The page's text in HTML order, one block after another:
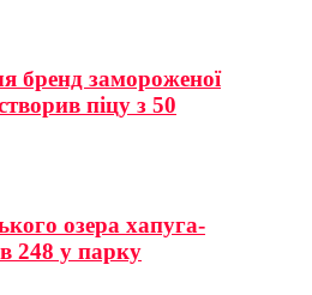
бренд замороженої
піцу з 50
озера хапуга-
248 у парку